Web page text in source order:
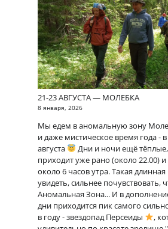
21-23 АВГУСТА — МОЛЕБКА
8 января, 2026
Мы едем в аномальную зону
и даже мистическое время года -
августа
Дни и ночи ещё
приходит уже рано (около 22.00) и
около 6 часов утра. Такая
увидеть, сильнее почувствовать,
Аномальная Зона... И в
дни приходится пик самого
в году - звездопад Персеиды
,